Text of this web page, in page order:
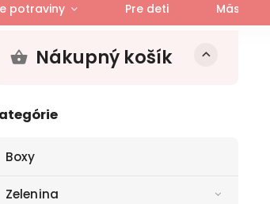
potraviny Pre deti Mäso a
Nákupný košík
Boxy
Zelenina